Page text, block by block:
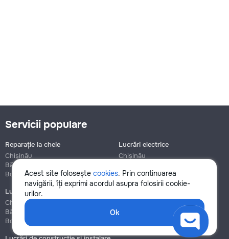
Acest site folosește cookies. Prin continuarea
navigării, îți exprimi acordul asupra folosirii cookie-
urilor.
Ok
Servicii populare
Reparație la cheie
Chișinău
Bălți
Botanica
Lucrări electrice
Chișinău
Botanica
Lucrări de instalații sanitare
Chișinău
Bălți
Botanica
Bălți